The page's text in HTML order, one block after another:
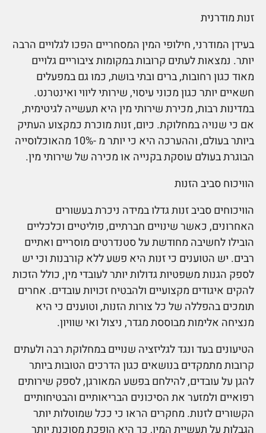
זנות מודרנית
בעידן המודרני, חילופי המין המסחריים הפכו לגלויים הרבה
יותר. נמצאות לעתים קרובות במקומות ציבוריים גלויים
מאוד כגון רחובות, ברים ובתי בושת, כמו גם במפעלים
חשאיים יותר כגון מכוני עיסוי, שירותי ליווי ואינטרנט.
במדינות רבות, מכירת שירותי מין היא תעשייה לגיטימית,
אם כי שנויה במחלוקת. כיום, זנות מוכרת כמקצוע העתיק
ביותר בעולם, וההערכה היא כי יותר מ -10% מהאוכלוסייה
הבוגרת בעולם עוסקת בקנייה או מכירה של שירותי מין.
הוויכוח סביב הזנות
הוויכוחים סביב זנות גדלו במידה ניכרת בעשורים
האחרונים, כאשר שינויים חברתיים, פוליטיים וכלכליים
הובילו לחשיבה מחודשת על סטנדרטים מוסריים ואתיים
רבים. יש הטוענים כי זנות היא פשע ללא קורבנות וכי יש
לספק הגנות משפטיות גדולות יותר לעובדי מין, כולל הזכות
להקים איגודים מקצועיים ולהבטיח זכויות עובדים. אחרים
תומכים בהפללה של כל צורות הזנות, וטוענים כי היא
מנציחה אלימות מבוססת מגדר, ניצול ואי שוויון.
הטיעונים בעד ונגד לגליזציה שנויים במחלוקת רבה ולעתים
קרובות מתמקדים בנושאים כגון הדרכים הטובות ביותר
להגן על עובדים, להילחם בפשע המאורגן, לספק שירותים
רפואיים ולמזער את הסיכונים הבריאותיים והבטיחותיים
הקשורים לזנות. מחקרים הראו כי ככל שמוטלות יותר
הגבלות על תעשיית המין, כך היא הופכת מסוכנת יותר